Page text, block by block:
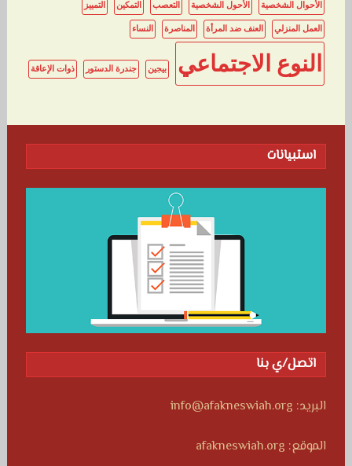
الأحوال الشخصية الأحول الشخصية التعصب التمكين التمييز
العمل المنزلي العنف ضد المرأة المناصرة النساء
النوع الاجتماعي بيجين جندرة الدستور ذوات الإعاقة
استبيانات
اتصل/ي بنا
البريد: info@afakneswiah.org
الموقع: afakneswiah.org